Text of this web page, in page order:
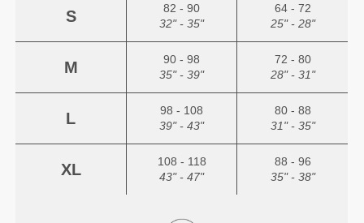
S
82 - 90
32" - 35"
64 - 72
25" - 28"
M
90 - 98
35" - 39"
72 - 80
28" - 31"
L
98 - 108
39" - 43"
80 - 88
31" - 35"
XL
108 - 118
43" - 47"
88 - 96
35" - 38"